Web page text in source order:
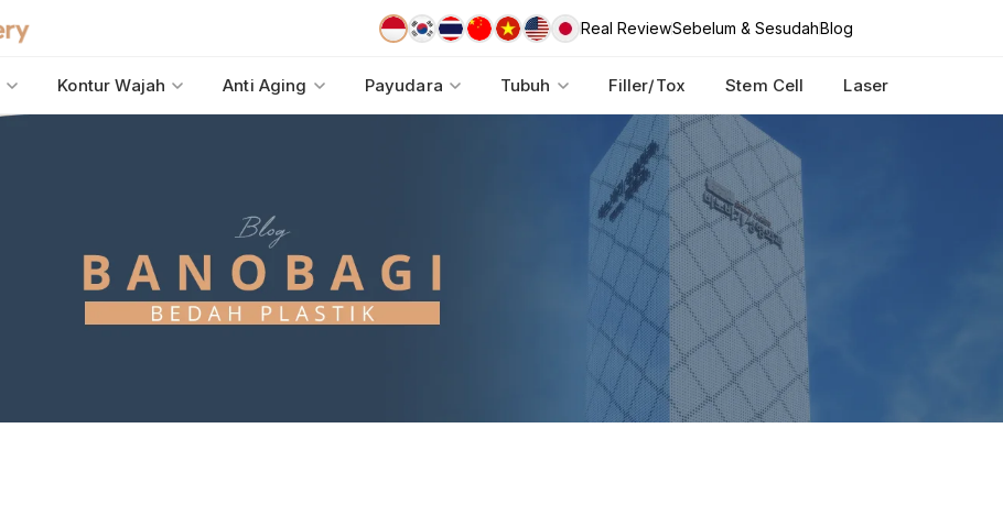
Real ReviewSebelum & SesudahBlog
Kontur Wajah Anti Aging Payudara Tubuh Filler/Tox Stem Cell Laser